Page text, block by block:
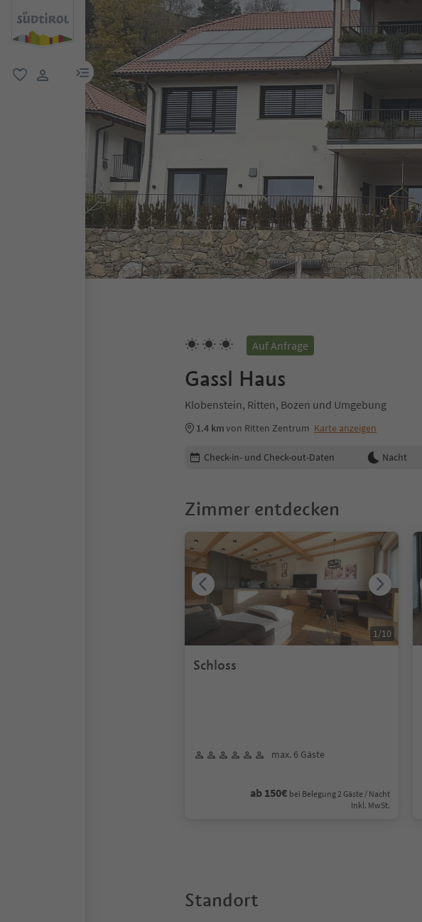
menu link
Auf Anfrage
Gassl Haus
Klobenstein, Ritten, Bozen und Umgebung
1.4 kmvon Ritten Zentrum Karte anzeigen
Buchungsdetails bearbeiten
Check-in- und Check-out-Daten Nacht
Zimmer entdecken
Schloss
max. 6 Gäste
ab 150€ bei Belegung 2 Gäste / Nacht
Inkl. MwSt.
1/10
Standort